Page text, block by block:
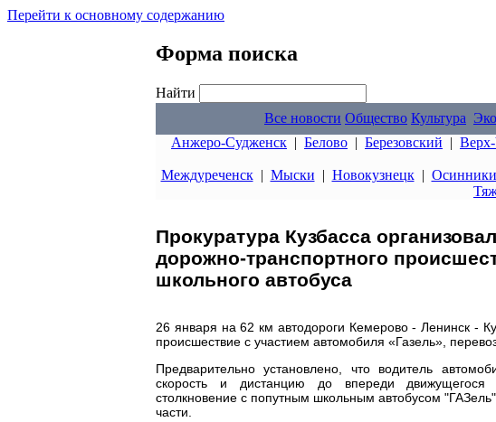
Перейти к основному содержанию
Форма поиска
Найти
Все новости Общество Культура
Анжеро-Судженск | Белово | Березовский | Верх-
Междуреченск| Мыски | Новокузнецк| Осинники
Прокуратура Кузбасса
дорожно-транспортного
школьного автобуса
26 января на 62 км автодороги Кемерово - Ленинск -
происшествие с участием автомобиля «Газель»,
Предварительно установлено, что водитель
скорость и дистанцию до впереди движущегося
столкновение с попутным школьным автобусом
части.